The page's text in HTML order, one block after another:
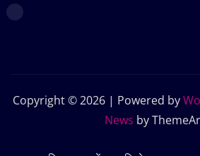
Copyright © 2026 | Powered by
News by